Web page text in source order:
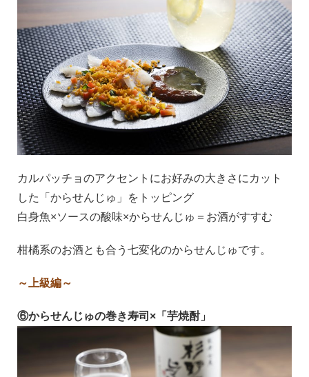
カルパッチョのアクセントにお好みの大きさにカット
した「からせんじゅ」をトッピング
白身魚×ソースの酸味×からせんじゅ＝お酒がすすむ
柑橘系のお酒とも合う七変化のからせんじゅです。
～上級編～
⑥からせんじゅの巻き寿司×「芋焼酎」